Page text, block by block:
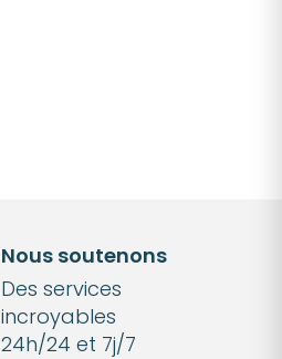
Nous soutenons
Des services
incroyables
24h/24 et 7j/7